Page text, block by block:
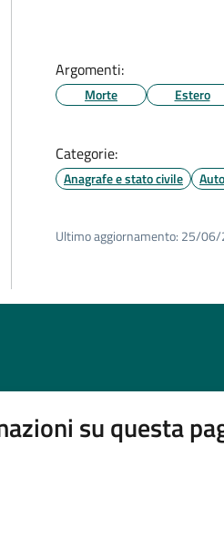
Argomenti:
Morte Estero
Categorie:
Anagrafe e stato civile
Ultimo aggiornamento: 25/06/
su questa